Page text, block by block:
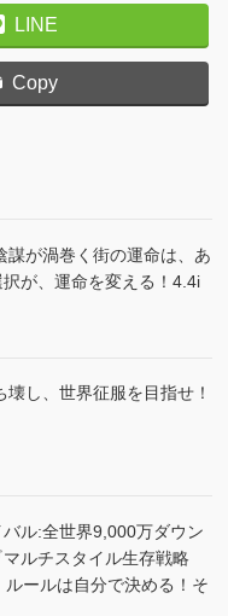
LINE
Copy
謀が渦巻く街の運命は、あ
が、運命を変える！4.4i
し、世界征服を目指せ！
ル:全世界9,000万ダウン
ルチスタイル生存戦略
ールは自分で決める！そ